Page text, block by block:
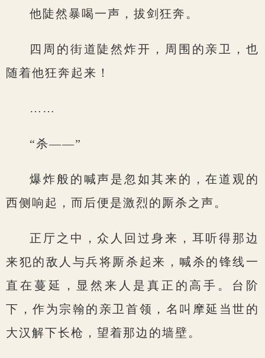
他陡然暴喝一声，拔剑狂奔。
四周的街道陡然炸开，周围的亲卫，也
随着他狂奔起来！
……
“杀——”
爆炸般的喊声是忽如其来的，在道观的
西侧响起，而后便是激烈的厮杀之声。
正厅之中，众人回过身来，耳听得那边
来犯的敌人与兵将厮杀起来，喊杀的锋线一
直在蔓延，显然来人是真正的高手。台阶
下，作为宗翰的亲卫首领，名叫摩延当世的
大汉解下长枪，望着那边的墙壁。